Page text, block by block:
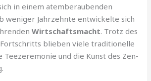
in einem atemberaubenden
weniger Jahrzehnte entwickelte sich
Wirtschaftsmacht. Trotz des
blieben viele traditionelle
Teezeremonie und die Kunst des Zen-